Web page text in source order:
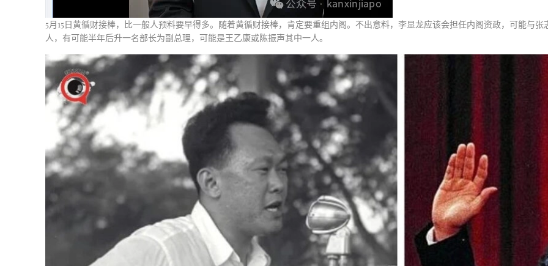
5月15日黄循财接棒，比一般人预料要早得多。随着黄循财接棒，肯定要重组内阁。不出意料，李显龙应该会担任内阁资政，可能与
人，有可能半年后升一名部长为副总理，可能是王乙康或陈振声其中一人。